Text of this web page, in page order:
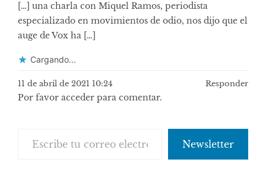
[…] una charla con Miquel Ramos, periodista
especializado en movimientos de odio, nos dijo que el
auge de Vox ha […]
Cargando...
11 de abril de 2021 10:24 Responder
Por favor acceder para comentar.
Newsletter